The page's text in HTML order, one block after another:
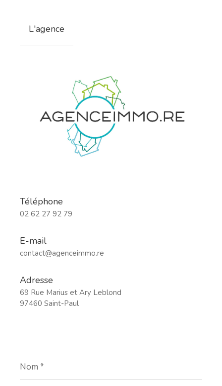
L'agence
Téléphone
02 62 27 92 79
E-mail
contact@agenceimmo.re
Adresse
69 Rue Marius et Ary Leblond
97460 Saint-Paul
*